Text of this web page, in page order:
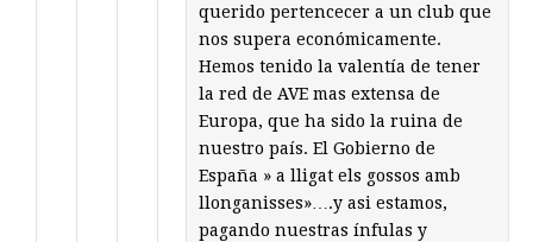
querido pertencecer a un club que
nos supera económicamente.
Hemos tenido la valentía de tener
la red de AVE mas extensa de
Europa, que ha sido la ruina de
nuestro país. El Gobierno de
España » a lligat els gossos amb
llonganisses»….y asi estamos,
pagando nuestras ínfulas y